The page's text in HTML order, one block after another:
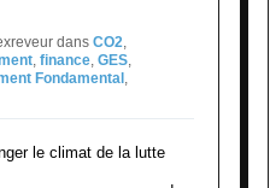
dans CO2,
, finance, GES,
Fondamental ,